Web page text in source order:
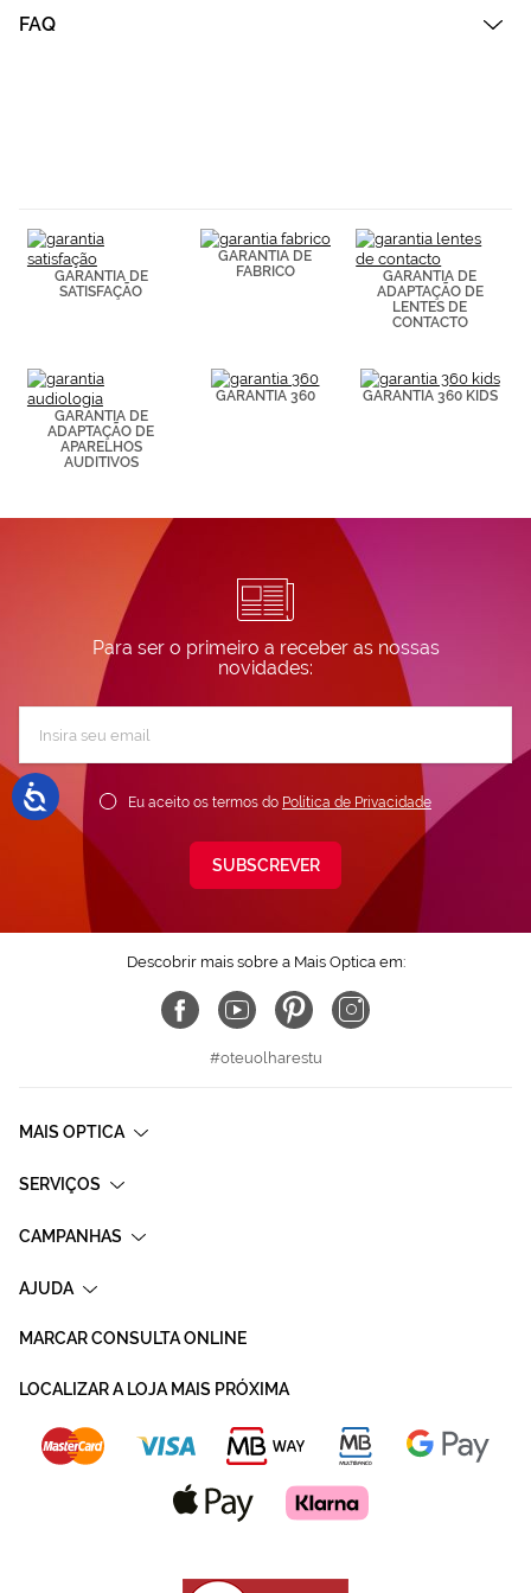
FAQ
GARANTIA DE
SATISFAÇÃO
GARANTIA DE
FABRICO
GARANTIA DE
ADAPTAÇÃO DE
LENTES DE
CONTACTO
GARANTIA DE
ADAPTAÇÃO DE
APARELHOS
AUDITIVOS
GARANTIA 360 GARANTIA 360 KIDS
Para ser o primeiro a receber as nossas
novidades:
Newsletter:
Eu aceito os termos do Política de Privacidade
SUBSCREVER
Descobrir mais sobre a Mais Optica em:
#oteuolharestu
MAIS OPTICA
SERVIÇOS
CAMPANHAS
AJUDA
MARCAR CONSULTA ONLINE
LOCALIZAR A LOJA MAIS PRÓXIMA